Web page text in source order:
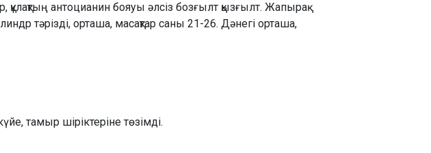
құлақтың антоцианин бояуы әлсіз бозғылт қызғылт. Жапырақ
тәрізді, орташа, масақтар саны 21-26. Дәнегі орташа,
тамыр шіріктеріне төзімді.